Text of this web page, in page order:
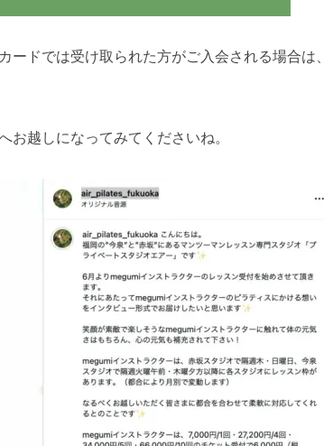
ードでは受け取られた方がご入会される場合は、
お越しになってみてくださいね。